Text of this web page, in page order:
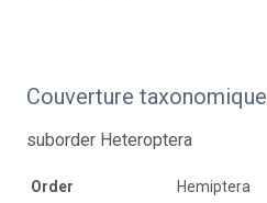
Couverture taxonomique
suborder Heteroptera
Order Hemiptera